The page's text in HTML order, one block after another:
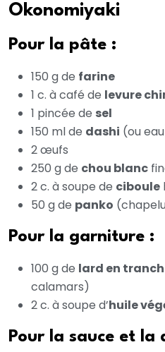
Okonomiyaki
Pour la pâte :
150 g de farine
1 c. à café de levure
1 pincée de sel
150 ml de dashi (ou
2 œufs
250 g de chou blanc
2 c. à soupe de ciboule
50 g de panko
Pour la garniture :
100 g de lard en
calamars)
2 c. à soupe d’huile
Pour la sauce et la